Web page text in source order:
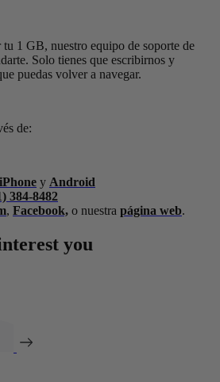
tu 1 GB, nuestro equipo de soporte de
Solo tienes que escribirnos y
puedas volver a navegar.
de:
iPhone y Android
384-8482
, Facebook, o nuestra página web.
you